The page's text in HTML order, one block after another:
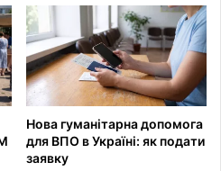
Нова гуманітарна допомога
для ВПО в Україні: як подати
заявку